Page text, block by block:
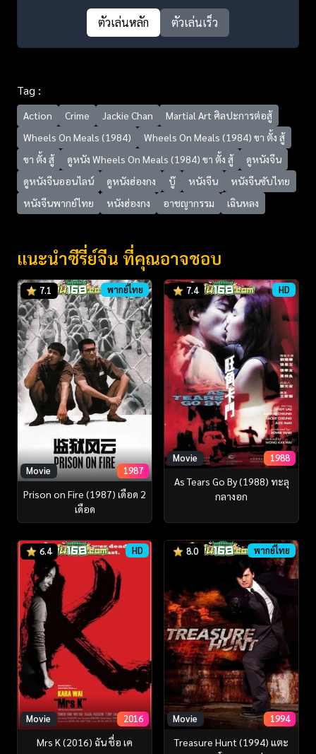
ตัวเล่นหลัก ตัวเล่นเร็ว
Tag :
Action Crime Jackie Chan
Martial Art ศิลปะการต่อสู้
Wheels On Meals (1984)
Wheels On Meals (1984) ขา ตั้ง สู้
ขา ตั้ง สู้
ดูหนัง Wheels On Meals (1984) ขา ตั้ง สู้
ดูหนังจีน
ดูหนังจีนออนไลน์
ดูหนังฮ่องกง บู๊ หนังจีน
หนังจีนซับไทย
หนังจีนพากย์ไทย
หนังฮ่องกง อาชญากรรม เฉินหลง
แนะนำซีรี่ย์จีน ที่คุณอาจชอบ
7.1 พากย์ไทย
Movie 1987
Prison on Fire (1987) เดือด 2
เดือด
7.4 HD
Movie 1988
As Tears Go By (1988) ทะลุ
กลางอก
6.4 HD
Movie 2016
Mrs K (2016) ฉัน ชื่อ เค
8.0 พากย์ไทย
Movie 1994
Treasure Hunt (1994) แตะ